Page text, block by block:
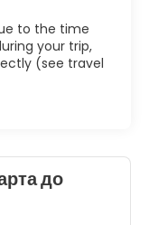
to the time
your trip,
(see travel
до